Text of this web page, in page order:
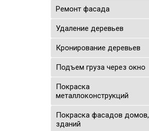
Ремонт фасада
Удаление деревьев
Кронирование деревьев
Подъем груза через окно
Покраска
металлоконструкций
Покраска фасадов домов,
зданий